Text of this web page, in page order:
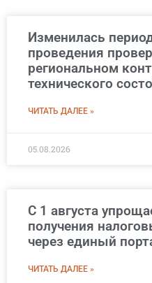
Изменилась
проведения
региональном
технического
ЧИТАТЬ ДАЛЕЕ »
05.08.2026
С 1 августа
получения
через единый
ЧИТАТЬ ДАЛЕЕ »